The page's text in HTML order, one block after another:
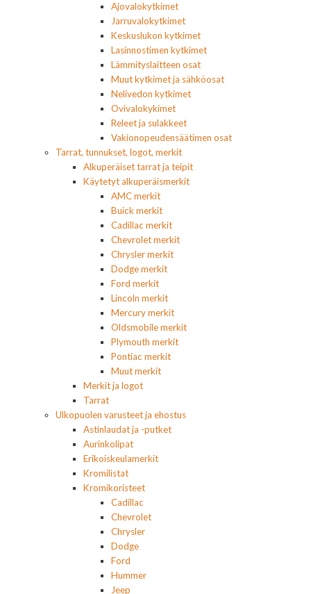
Ajovalokytkimet
Jarruvalokytkimet
Keskuslukon kytkimet
Lasinnostimen kytkimet
Lämmityslaitteen osat
Muut kytkimet ja sähköosat
Nelivedon kytkimet
Ovivalokykimet
Releet ja sulakkeet
Vakionopeudensäätimen osat
Tarrat, tunnukset, logot, merkit
Alkuperäiset tarrat ja teipit
Käytetyt alkuperäismerkit
AMC merkit
Buick merkit
Cadillac merkit
Chevrolet merkit
Chrysler merkit
Dodge merkit
Ford merkit
Lincoln merkit
Mercury merkit
Oldsmobile merkit
Plymouth merkit
Pontiac merkit
Muut merkit
Merkit ja logot
Tarrat
Ulkopuolen varusteet ja ehostus
Astinlaudat ja -putket
Aurinkolipat
Erikoiskeulamerkit
Kromilistat
Kromikoristeet
Cadillac
Chevrolet
Chrysler
Dodge
Ford
Hummer
Jeep